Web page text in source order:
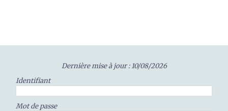
Dernière mise à jour : 10/08/2026
Identifiant
Mot de passe